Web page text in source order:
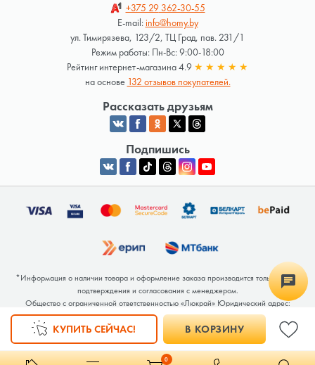
0
В КОРЗИНУ
КУПИТЬ СЕЙЧАС!
+375 29362-30-55
E-mail:info@homy.by
ул. Тимирязева, 123/2, ТЦ Град, пав. 231/1
Режим работы: Пн-Вс: 9:00-18:00
Рейтинг интернет-магазина 4.9 ★ ★ ★ ★ ★
на основе 132 отзывов покупателей.
Рассказать друзьям
Подпишись
*Информация о наличии товара и оформление заказа производится только после
подтверждения и согласования с менеджером.
Общество с ограниченной ответственностью «Люкрай» Юридический адрес:
220062, г. Минск, ул. Тимирязева, дом 123, корп. 2, оф. 367/2 Почтовый адрес:
220062, г. Минск, ул. Тимирязева, дом 123, корп. 2, оф. 367/2 УНП 691764371
Интернет-магазин зарегистрирован в Торговом реестре РБ под номером 768117 от
04.02.2026.